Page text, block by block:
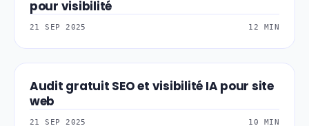
pour visibilité
21 SEP 2025 12 MIN
SEO-REFERENCEMEN
Audit gratuit SEO et visibilité IA pour site
web
21 SEP 2025 10 MIN